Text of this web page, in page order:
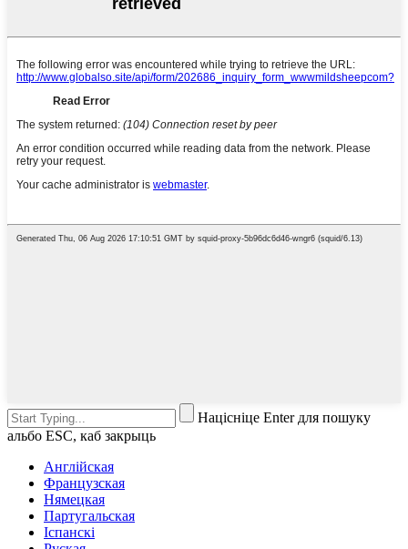
Націсніце Enter для пошуку
альбо ESC, каб закрыць
Англійская
Французская
Нямецкая
Партугальская
Іспанскі